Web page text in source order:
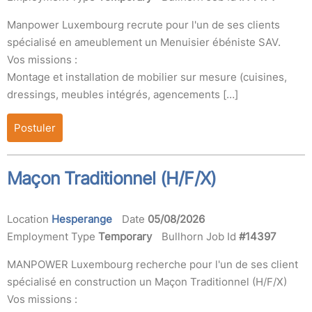
Manpower Luxembourg recrute pour l'un de ses clients
spécialisé en ameublement un Menuisier ébéniste SAV.
Vos missions :
Montage et installation de mobilier sur mesure (cuisines,
dressings, meubles intégrés, agencements […]
Postuler
Maçon Traditionnel (H/F/X)
Location Hesperange Date 05/08/2026
Employment Type Temporary Bullhorn Job Id #14397
MANPOWER Luxembourg recherche pour l'un de ses client
spécialisé en construction un Maçon Traditionnel (H/F/X)
Vos missions :